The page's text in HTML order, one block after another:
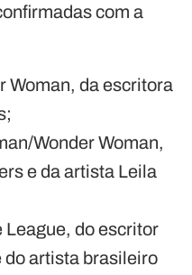
com a
Woman, da escritora
Wonder Woman,
e da artista Leila
do escritor
artista brasileiro